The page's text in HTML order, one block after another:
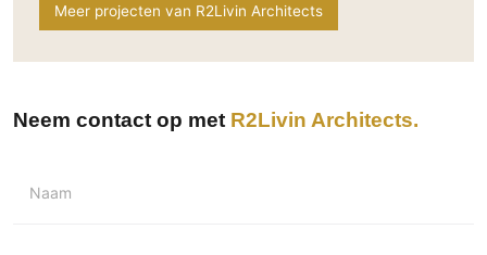
Meer projecten van R2Livin Architects
Neem contact op met R2Livin Architects
Naam